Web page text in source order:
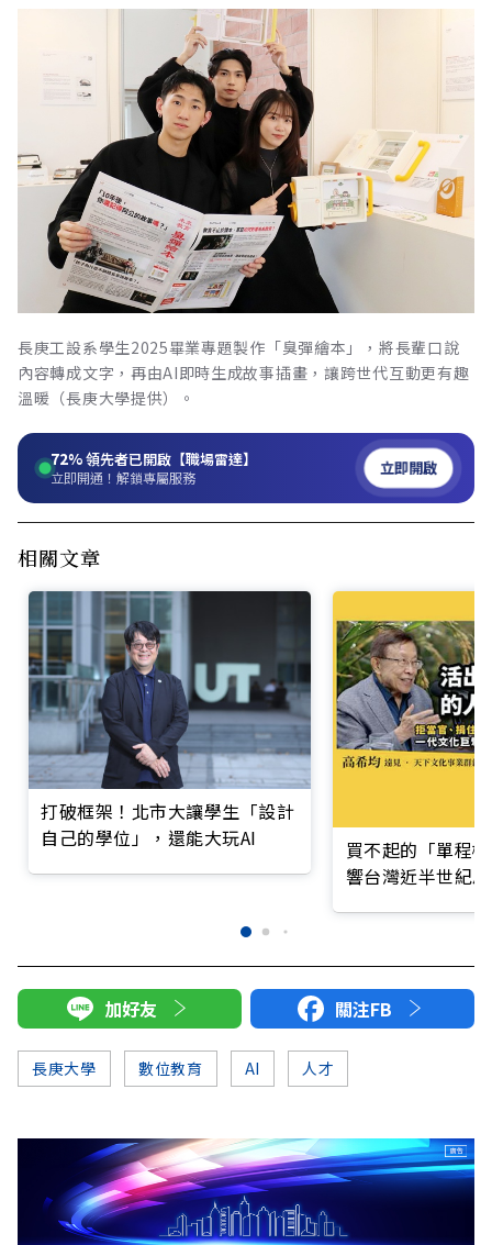
長庚工設系學生2025畢業專題製作「臭彈繪本」，將長輩口說
內容轉成文字，再由AI即時生成故事插畫，讓跨世代互動更有趣
溫暖（長庚大學提供）。
72%領先者已開啟【職場雷達】
立即開通！解鎖專屬服務 立即開啟
相關文章
打破框架！北市大讓學生「設計
自己的學位」，還能大玩AI
買不起的「單程
響台灣近半世紀
加好友 關注FB
長庚大學 數位教育 AI 人才